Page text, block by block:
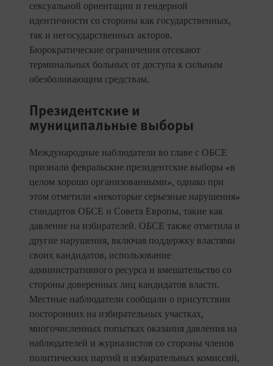
сексуальной ориентации и гендерной
идентичности со стороны как государственных,
так и негосударственных акторов.
Бюрократические ограничения отсекают
терминальных больных от доступа к сильным
обезболивающим средствам.
Президентские и
муниципальные выборы
Международные наблюдатели во главе с ОБСЕ
признали февральские президентские выборы «в
целом хорошо организованными», однако при
этом отметили «некоторые серьезные нарушения»
стандартов ОБСЕ и Совета Европы, такие как
давление на избирателей. ОБСЕ также отметила и
другие нарушения, включая поддержку властями
своих кандидатов, использование
административного ресурса и вмешательство со
стороны доверенных лиц кандидатов власти.
Местные наблюдатели сообщали о присутствии
посторонних на избирательных участках,
многочисленных попытках оказания давления на
наблюдателей и журналистов со стороны членов
политических партий и избирательных комиссий,